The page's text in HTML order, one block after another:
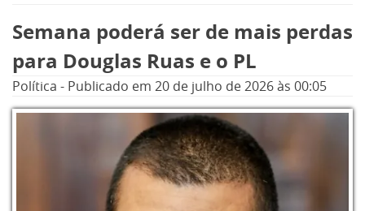
que vai disputar uma cadeira na Alerj pelo
PRD. Só que não. Lisboa não pulou da canoa
furada de Ruas para concorrer a deputado,
embora muitos do seu entorno assim
Semana poderá ser de mais perdas
para Douglas Ruas e o PL
Política - Publicado em 20 de julho de 2026às 00:05